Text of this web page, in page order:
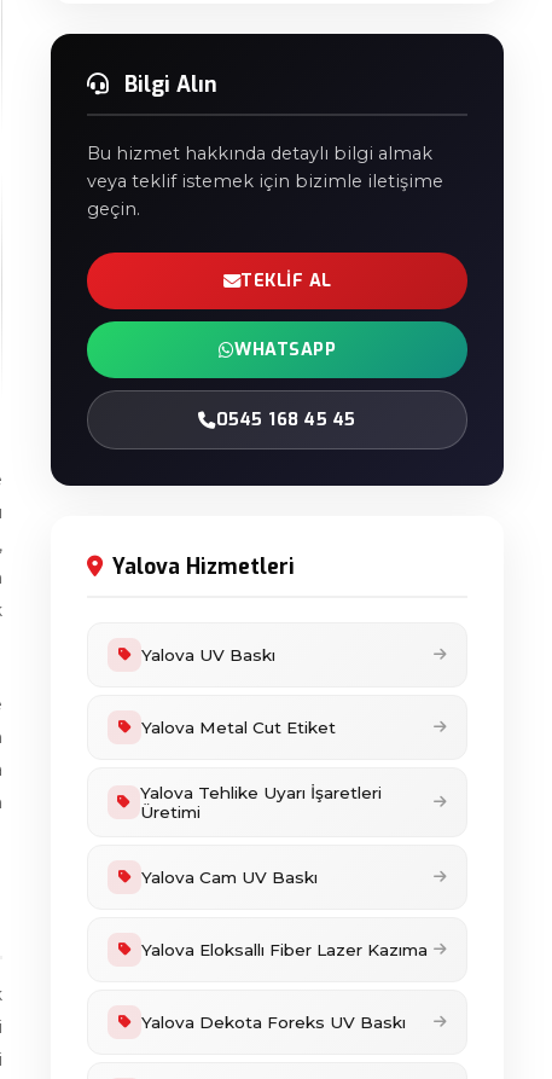
Bilgi Alın
Bu hizmet hakkında detaylı bilgi almak
veya teklif istemek için bizimle iletişime
geçin.
TEKLIF AL
WHATSAPP
0545 168 45 45
Yalova Hizmetleri
Yalova UV Baskı
Yalova Metal Cut Etiket
Yalova Tehlike Uyarı İşaretleri
Üretimi
Yalova Cam UV Baskı
Yalova Eloksallı Fiber Lazer Kazıma
Yalova Dekota Foreks UV Baskı